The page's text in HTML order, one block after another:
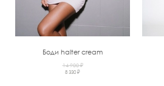
Боди halter cream
14 900 ₽
8 330 ₽